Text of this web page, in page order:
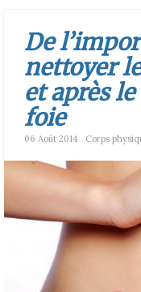
De
nettoyer
et après
foie
06 Août 2014 Corps